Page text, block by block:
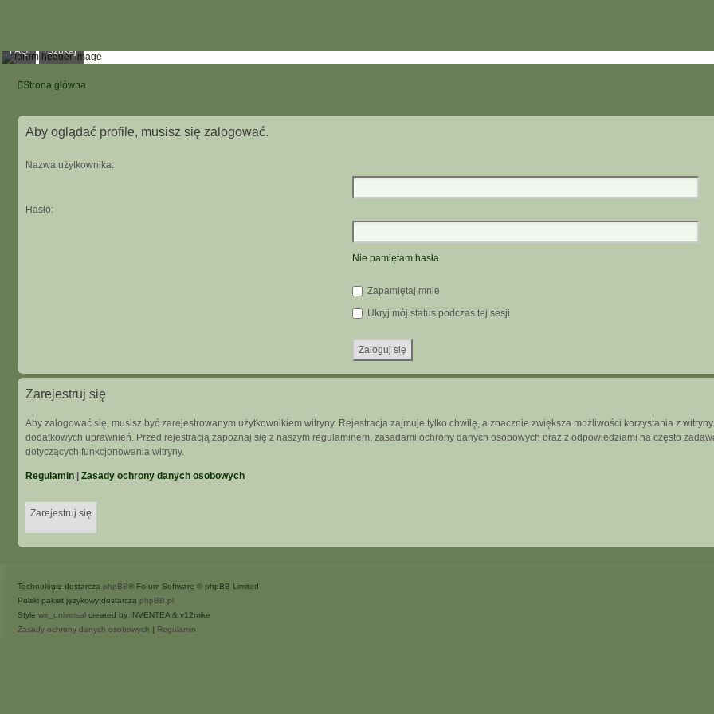
FAQ Szukaj
Strona główna
Aby oglądać profile, musisz się zalogować.
Nazwa użytkownika:
Hasło:
Nie pamiętam hasła
Zapamiętaj mnie
Ukryj mój status podczas tej sesji
Zarejestruj się
Aby zalogować się, musisz być zarejestrowanym użytkownikiem witryny. Rejestracja zajmuje tylko chwilę, a znacznie zwiększa możliwości korzystania z
dodatkowych uprawnień. Przed rejestracją zapoznaj się z naszym regulaminem, zasadami ochrony danych osobowych oraz z odpowiedziami na często
dotyczących funkcjonowania witryny.
Regulamin Zasady ochrony danych osobowych
Zarejestruj się
Technologię dostarcza phpBB® Forum Software © phpBB Limited
Polski pakiet językowy dostarcza phpBB.pl
Style we_universal created by INVENTEA & v12mike
Zasady ochrony danych osobowych | Regulamin